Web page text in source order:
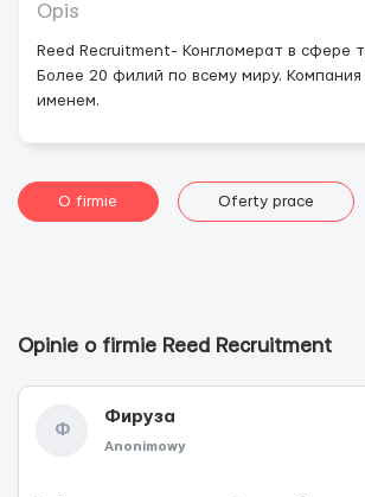
Opis
Reed Recruitment- Конгломерат в сфере
Более 20 филий по всему миру.
именем.
O firmie Oferty prace
Opinie o firmie Reed Recruitment
Ф
Фируза
Anonimowy